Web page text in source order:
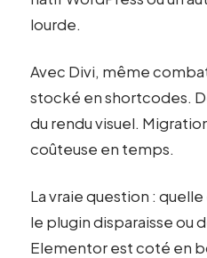
lourde.
Avec Divi, même
stocké en shortcodes.
du rendu visuel.
coûteuse en temps.
La vraie question :
le plugin disparaisse ou
Elementor est coté en